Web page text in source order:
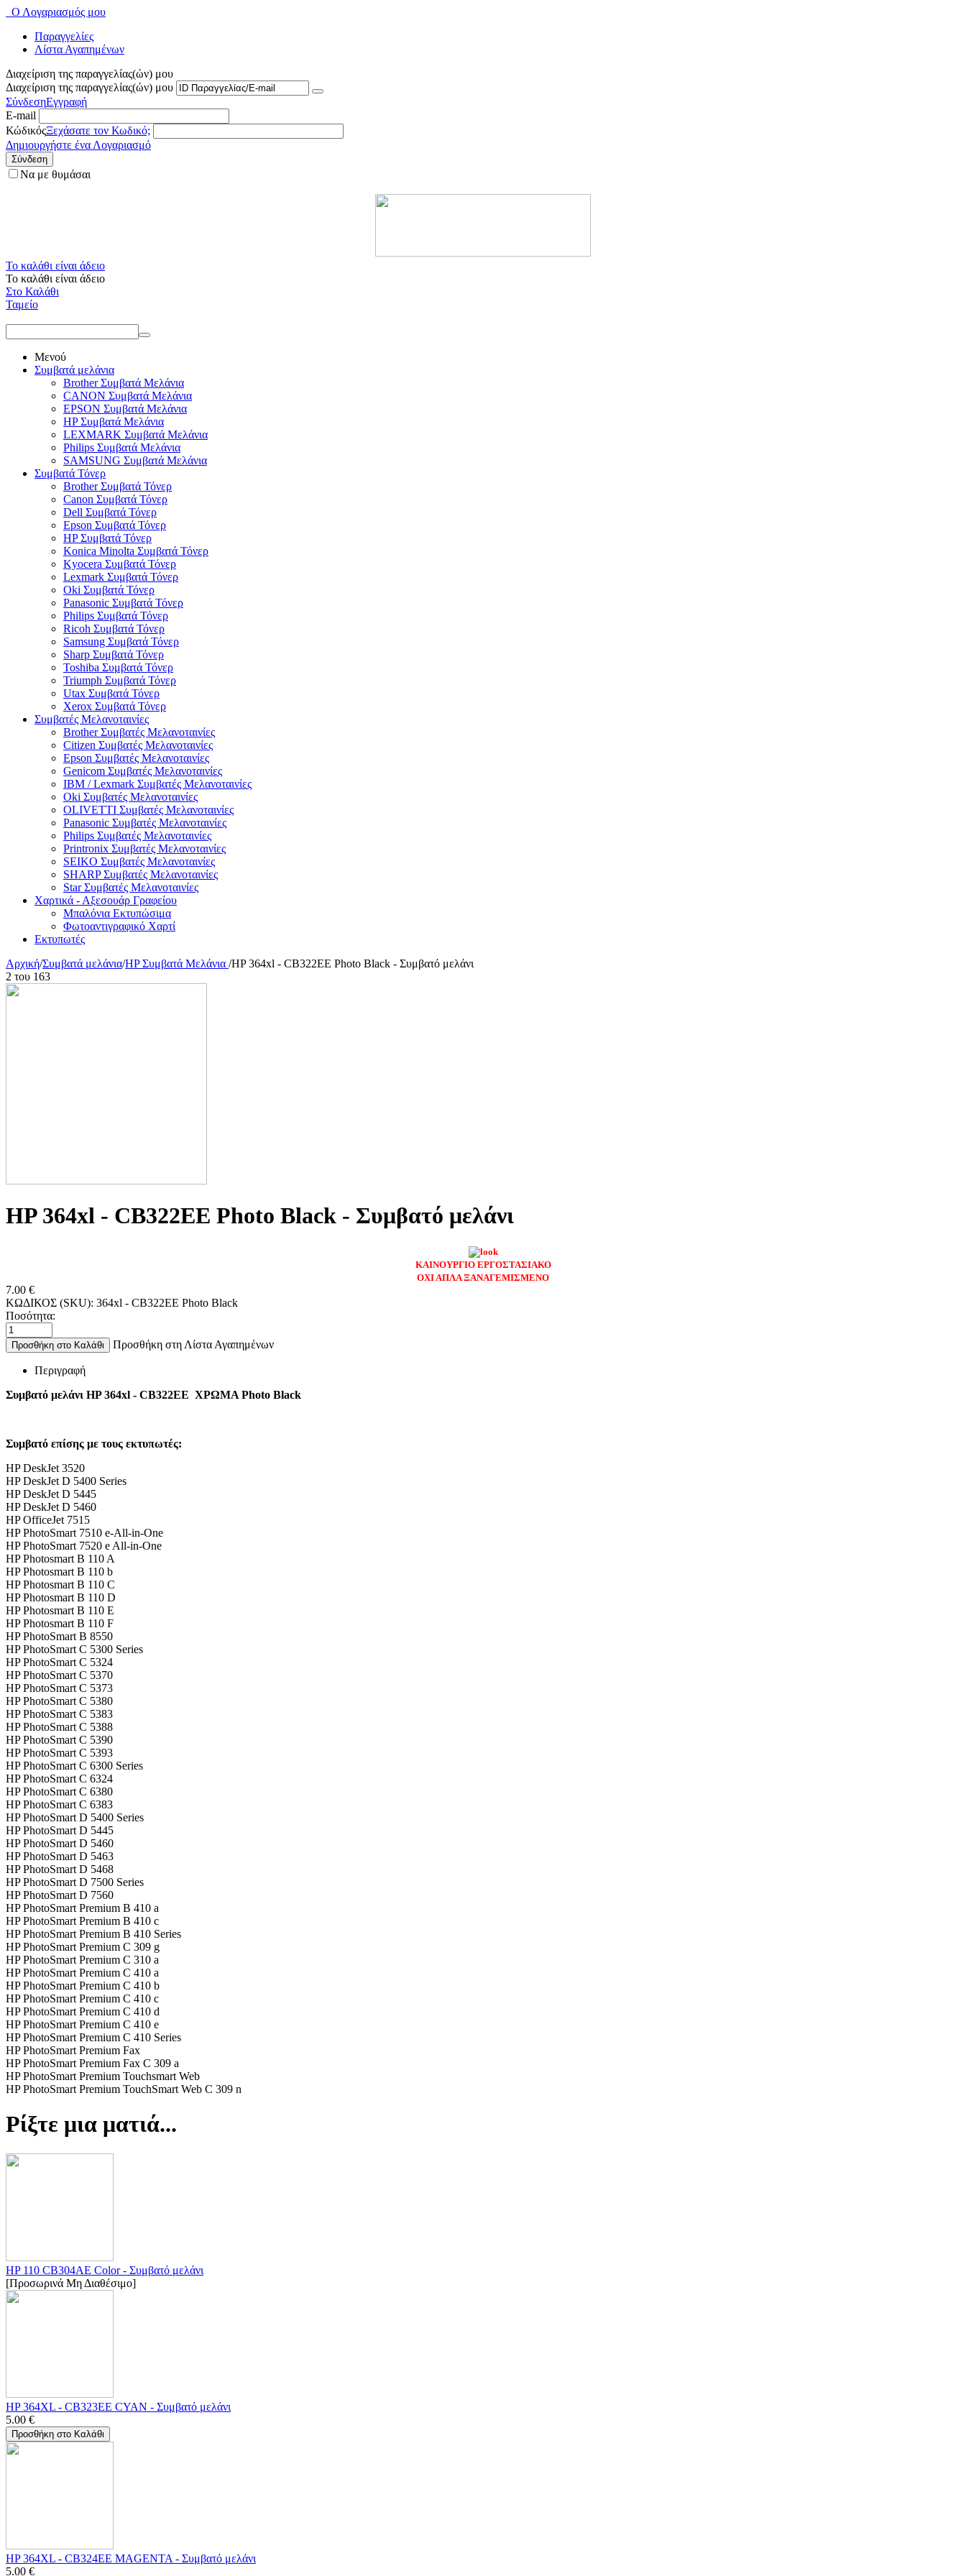
Ο Λογαριασμός μου
Παραγγελίες
Λίστα Αγαπημένων
Διαχείριση της παραγγελίας(ών) μου
Διαχείριση της παραγγελίας(ών) μου
ΣύνδεσηΕγγραφή
E-mail
ΚώδικόςΞεχάσατε τον Κωδικό;
Δημιουργήστε ένα Λογαριασμό
Σύνδεση
Να με θυμάσαι
Το καλάθι είναι άδειο
Το καλάθι είναι άδειο
Στο Καλάθι
Ταμείο
Μενού
Συμβατά μελάνια
Brother Συμβατά Μελάνια
CANON Συμβατά Μελάνια
EPSON Συμβατά Μελάνια
HP Συμβατά Μελάνια
LEXMARK Συμβατά Μελάνια
Philips Συμβατά Μελάνια
SAMSUNG Συμβατά Μελάνια
Συμβατά Τόνερ
Brother Συμβατά Τόνερ
Canon Συμβατά Τόνερ
Dell Συμβατά Τόνερ
Epson Συμβατά Τόνερ
HP Συμβατά Τόνερ
Konica Minolta Συμβατά Τόνερ
Kyocera Συμβατά Τόνερ
Lexmark Συμβατά Τόνερ
Oki Συμβατά Τόνερ
Panasonic Συμβατά Τόνερ
Philips Συμβατά Τόνερ
Ricoh Συμβατά Τόνερ
Samsung Συμβατά Τόνερ
Sharp Συμβατά Τόνερ
Toshiba Συμβατά Τόνερ
Triumph Συμβατά Τόνερ
Utax Συμβατά Τόνερ
Xerox Συμβατά Τόνερ
Συμβατές Μελανοταινίες
Brother Συμβατές Μελανοταινίες
Citizen Συμβατές Μελανοταινίες
Epson Συμβατές Μελανοταινίες
Genicom Συμβατές Μελανοταινίες
IBM / Lexmark Συμβατές Μελανοταινίες
Oki Συμβατές Μελανοταινίες
OLIVETTI Συμβατές Μελανοταινίες
Panasonic Συμβατές Μελανοταινίες
Philips Συμβατές Μελανοταινίες
Printronix Συμβατές Μελανοταινίες
SEIKO Συμβατές Μελανοταινίες
SHARP Συμβατές Μελανοταινίες
Star Συμβατές Μελανοταινίες
Χαρτικά - Αξεσουάρ Γραφείου
Μπαλόνια Εκτυπώσιμα
Φωτοαντιγραφικό Χαρτί
Εκτυπωτές
Αρχική/Συμβατά μελάνια/HP Συμβατά Μελάνια /HP 364xl - CB322EE Photo Black - Συμβατό μελάνι
2 του 163
HP 364xl - CB322EE Photo Black - Συμβατό μελάνι
ΚΑΙΝΟΥΡΓΙΟ ΕΡΓΟΣΤΑΣΙΑΚΟ
ΟΧΙ ΑΠΛΑ ΞΑΝΑΓΕΜΙΣΜΕΝΟ
7.00 €
ΚΩΔΙΚΟΣ (SKU): 364xl - CB322EE Photo Black
Ποσότητα:
Προσθήκη στο Καλάθι Προσθήκη στη Λίστα Αγαπημένων
Περιγραφή
Συμβατό μελάνι HP 364xl - CB322EE ΧΡΩΜΑ Photo Black
Συμβατό επίσης με τους εκτυπωτές:
HP DeskJet 3520
HP DeskJet D 5400 Series
HP DeskJet D 5445
HP DeskJet D 5460
HP OfficeJet 7515
HP PhotoSmart 7510 e-All-in-One
HP PhotoSmart 7520 e All-in-One
HP Photosmart B 110 A
HP Photosmart B 110 b
HP Photosmart B 110 C
HP Photosmart B 110 D
HP Photosmart B 110 E
HP Photosmart B 110 F
HP PhotoSmart B 8550
HP PhotoSmart C 5300 Series
HP PhotoSmart C 5324
HP PhotoSmart C 5370
HP PhotoSmart C 5373
HP PhotoSmart C 5380
HP PhotoSmart C 5383
HP PhotoSmart C 5388
HP PhotoSmart C 5390
HP PhotoSmart C 5393
HP PhotoSmart C 6300 Series
HP PhotoSmart C 6324
HP PhotoSmart C 6380
HP PhotoSmart C 6383
HP PhotoSmart D 5400 Series
HP PhotoSmart D 5445
HP PhotoSmart D 5460
HP PhotoSmart D 5463
HP PhotoSmart D 5468
HP PhotoSmart D 7500 Series
HP PhotoSmart D 7560
HP PhotoSmart Premium B 410 a
HP PhotoSmart Premium B 410 c
HP PhotoSmart Premium B 410 Series
HP PhotoSmart Premium C 309 g
HP PhotoSmart Premium C 310 a
HP PhotoSmart Premium C 410 a
HP PhotoSmart Premium C 410 b
HP PhotoSmart Premium C 410 c
HP PhotoSmart Premium C 410 d
HP PhotoSmart Premium C 410 e
HP PhotoSmart Premium C 410 Series
HP PhotoSmart Premium Fax
HP PhotoSmart Premium Fax C 309 a
HP PhotoSmart Premium Touchsmart Web
HP PhotoSmart Premium TouchSmart Web C 309 n
Ρίξτε μια ματιά...
HP 110 CB304AE Color - Συμβατό μελάνι
[Προσωρινά Μη Διαθέσιμο]
HP 364XL - CB323EE CYAN - Συμβατό μελάνι
5.00 €
Προσθήκη στο Καλάθι
HP 364XL - CB324EE MAGENTA - Συμβατό μελάνι
5.00 €